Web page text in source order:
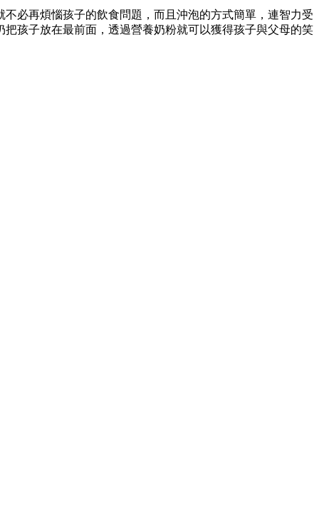
必再煩惱孩子的飲食問題，而且沖泡的方式簡單，連智力受
孩子放在最前面，透過營養奶粉就可以獲得孩子與父母的笑